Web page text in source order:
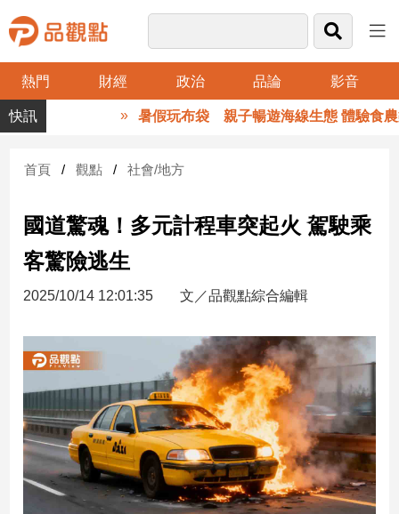
熱門 財經 政治 品論 影音
品
觀
財
台
灣
財
新
產
經/
房
地
產
暑假玩布袋 親子暢遊海線生態 體驗食農樂
首頁 觀點 社會/地方
國道驚魂！多元計程車突起火 駕駛乘
客驚險逃生
2025/10/14 12:01:35 文／品觀點綜合編輯